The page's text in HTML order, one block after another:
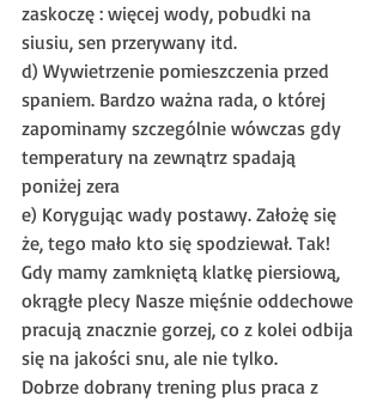
zaskoczę : więcej wody, pobudki na
siusiu, sen przerywany itd.
d) Wywietrzenie pomieszczenia przed
spaniem. Bardzo ważna rada, o której
zapominamy szczególnie wówczas gdy
temperatury na zewnątrz spadają
poniżej zera
e) Korygując wady postawy. Założę się
że, tego mało kto się spodziewał. Tak!
Gdy mamy zamkniętą klatkę piersiową,
okrągłe plecy Nasze mięśnie oddechowe
pracują znacznie gorzej, co z kolei odbija
się na jakości snu, ale nie tylko.
Dobrze dobrany trening plus praca z